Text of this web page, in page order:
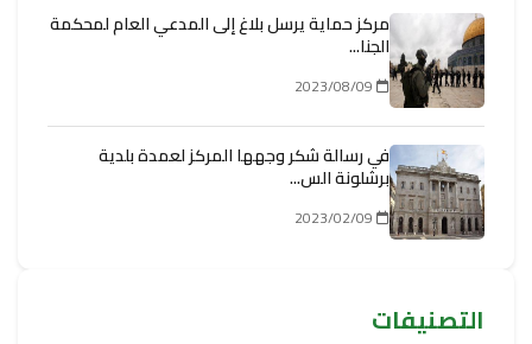
مركز حماية يرسل بلاغ إلى المدعي العام لمحكمة
الجنا...
في رسالة شكر وجهها المركز لعمدة بلدية
برشلونة الس...
التصنيفات